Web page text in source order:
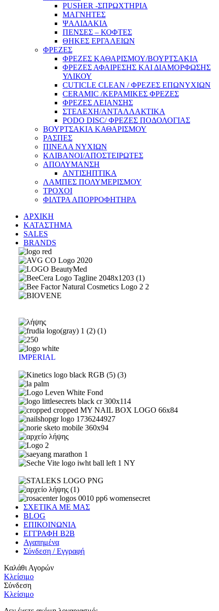
PUSHER -ΣΠΡΩΧΤΗΡΙΑ
ΜΑΓΝΗΤΕΣ
ΨΑΛΙΔΑΚΙΑ
ΠΕΝΣΕΣ – ΚΟΦΤΕΣ
ΘΗΚΕΣ ΕΡΓΑΛΕΙΩΝ
ΦΡΕΖΕΣ
ΦΡΕΖΕΣ ΚΑΘΑΡΙΣΜΟΥ/ΒΟΥΡΤΣΑΚΙΑ
ΦΡΕΖΕΣ ΑΦΑΙΡΕΣΗΣ ΚΑΙ ΔΙΑΜΟΡΦΩΣΗΣ
ΥΛΙΚΟΥ
CUTICLE CLEAN / ΦΡΕΖΕΣ ΕΠΩΝΥΧΙΩΝ
CERAMIC /ΚΕΡΑΜΙΚΕΣ ΦΡΕΖΕΣ
ΦΡΕΖΕΣ ΛΕΙΑΝΣΗΣ
ΣΤΕΛΕΧΗ/ΑΝΤΑΛΛΑΚΤΙΚΑ
PODO DISC/ ΦΡΕΖΕΣ ΠΟΔΟΛΟΓΙΑΣ
ΒΟΥΡΤΣΑΚΙΑ ΚΑΘΑΡΙΣΜΟΥ
ΡΑΣΠΕΣ
ΠΙΝΕΛΑ ΝΥΧΙΩΝ
ΚΛΙΒΑΝΟΙ/ΑΠΟΣΤΕΙΡΩΤΕΣ
ΑΠΟΛΥΜΑΝΣΗ
ΑΝΤΙΣΗΠΤΙΚΑ
ΛΑΜΠΕΣ ΠΟΛΥΜΕΡΙΣΜΟΥ
ΤΡΟΧΟΙ
ΦΙΛΤΡΑ ΑΠΟΡΡΟΦΗΤΗΡΑ
ΑΡΧΙΚΗ
ΚΑΤΑΣΤΗΜΑ
SALES
BRANDS
IMPERIAL
ΣΧΕΤΙΚΑ ΜΕ ΜΑΣ
BLOG
ΕΠΙΚΟΙΝΩΝΙΑ
ΕΓΓΡΑΦΗ Β2Β
Αγαπημένα
Σύνδεση / Εγγραφή
Καλάθι Αγορών
Κλείσιμο
Σύνδεση
Κλείσιμο